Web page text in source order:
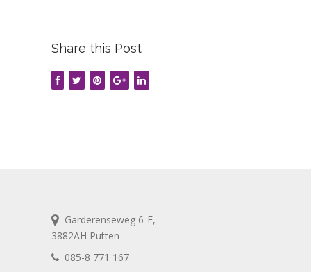
Share this Post
Garderenseweg 6-E,
3882AH Putten
085-8 771 167